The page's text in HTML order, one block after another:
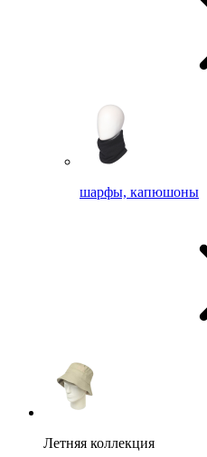
шарфы, капюшоны
Летняя коллекция